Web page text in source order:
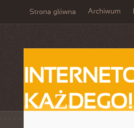
Strona główna Archiwum
KAŻDEGO!